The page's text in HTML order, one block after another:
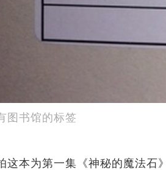
图书馆的标签
这本为第一集《神秘的魔法